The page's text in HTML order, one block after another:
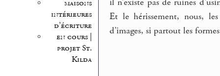
maisons
intérieures
d’écriture
en cours |
projet St.
Kilda
Et le hérissement, nous,
d’images, si partout les